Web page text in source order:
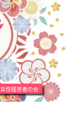
性経営者の会